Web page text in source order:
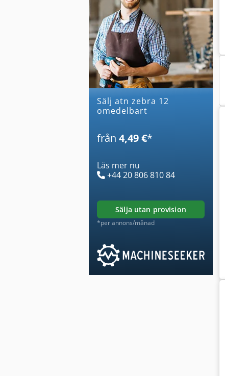
Sälj atn zebra 12
omedelbart
från 4,49 €*
Läs mer nu
+44 20 806 810 84
sälja utan provision
*per annons/månad
Blockera House Nail Slips